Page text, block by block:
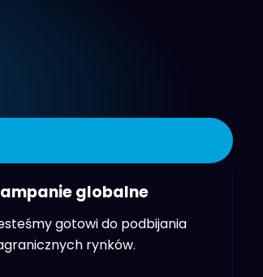
globalne
gotowi do podbijania
rynków.